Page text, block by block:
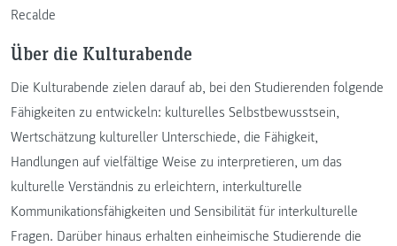
Recalde
Über die Kulturabende
Die Kulturabende zielen darauf ab, bei den Studierenden folgende
Fähigkeiten zu entwickeln: kulturelles Selbstbewusstsein,
Wertschätzung kultureller Unterschiede, die Fähigkeit,
Handlungen auf vielfältige Weise zu interpretieren, um das
kulturelle Verständnis zu erleichtern, interkulturelle
Kommunikationsfähigkeiten und Sensibilität für interkulturelle
Fragen. Darüber hinaus erhalten einheimische Studierende die